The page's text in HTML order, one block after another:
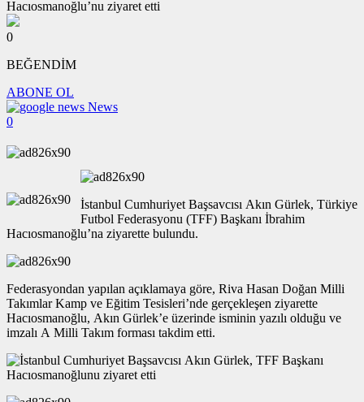
0
BEĞENDİM
ABONE OL
News
0
İstanbul Cumhuriyet Başsavcısı Akın Gürlek, Türkiye
Futbol Federasyonu (TFF) Başkanı İbrahim
Hacıosmanoğlu’na ziyarette bulundu.
Federasyondan yapılan açıklamaya göre, Riva Hasan Doğan Milli
Takımlar Kamp ve Eğitim Tesisleri’nde gerçekleşen ziyarette
Hacıosmanoğlu, Akın Gürlek’e üzerinde isminin yazılı olduğu ve
imzalı A Milli Takım forması takdim etti.